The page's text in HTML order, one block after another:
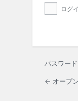
ログ
パスワー
← オープ